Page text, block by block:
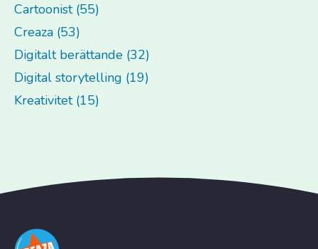
Cartoonist (55)
Creaza (53)
Digitalt berättande (32)
Digital storytelling (19)
Kreativitet (15)